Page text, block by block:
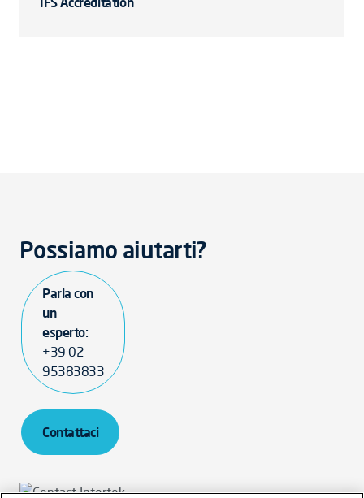
Possiamo aiutarti?
Parla con
un
esperto:
+39 02
95383833
Contattaci